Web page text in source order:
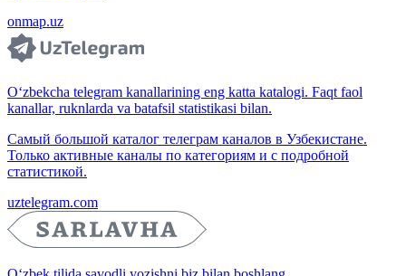
onmap.uz
O‘zbekcha telegram kanallarining eng katta katalogi. Faqt faol
kanallar, ruknlarda va batafsil statistikasi bilan.
Самый большой каталог телеграм каналов в Узбекистане.
Только активные каналы по категориям и с подробной
статистикой.
uztelegram.com